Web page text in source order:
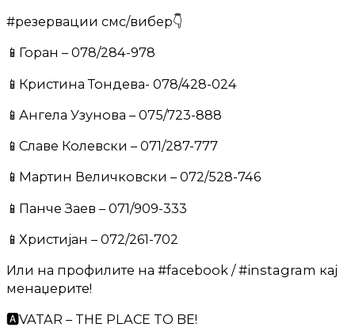
#резервации смс/вибер👇
📱Горан – 078/284-978
📱Кристина Тондева- 078/428-024
📱Ангела Узунова – ‭075/723-888‬
📱Славе Колевски – 071/287-777
📱Мартин Величковски – 072/528-746
📱Панче Заев – 071/909-333
📱Христијан – 072/261-702
Или на профилите на #facebook / #instagram кај
менаџерите!
🅰️VATAR – THE PLACE TO BE!